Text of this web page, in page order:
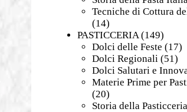
Tecniche di Cottura
(14)
PASTICCERIA(149)
Dolci delle Feste (17)
Dolci Regionali (51)
Dolci Salutari e
Materie Prime per
(20)
Storia della